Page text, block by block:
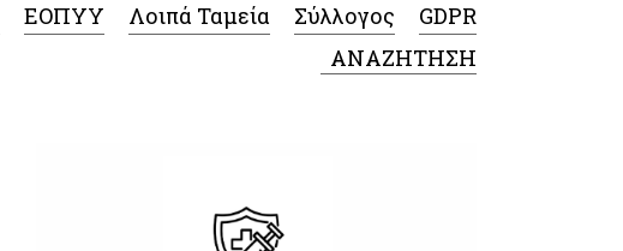
ΕΟΠΥΥ
-Γενικές πληροφορίες
Λοιπά Ταμεία Σύλλογος GDPR